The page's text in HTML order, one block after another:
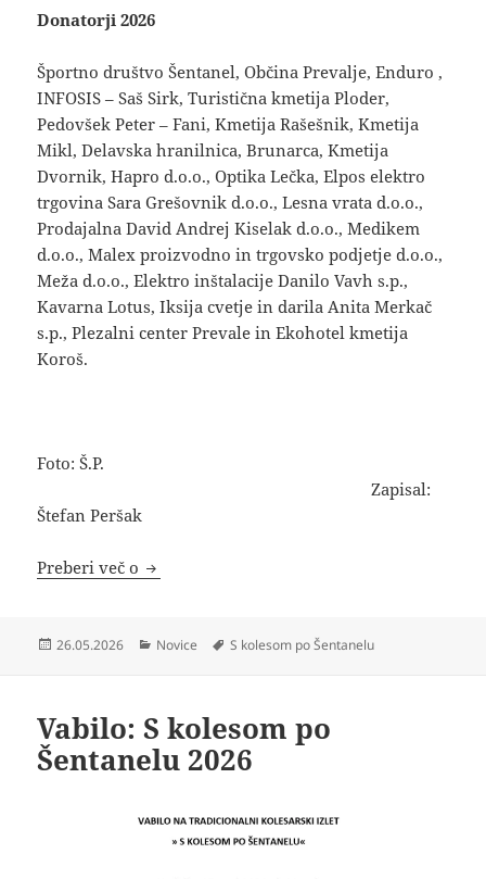
Donatorji 2026
Športno društvo Šentanel, Občina Prevalje, Enduro ,
INFOSIS – Saš Sirk, Turistična kmetija Ploder,
Pedovšek Peter – Fani, Kmetija Rašešnik, Kmetija
Mikl, Delavska hranilnica, Brunarca, Kmetija
Dvornik, Hapro d.o.o., Optika Lečka, Elpos elektro
trgovina Sara Grešovnik d.o.o., Lesna vrata d.o.o.,
Prodajalna David Andrej Kiselak d.o.o., Medikem
d.o.o., Malex proizvodno in trgovsko podjetje d.o.o.,
Meža d.o.o., Elektro inštalacije Danilo Vavh s.p.,
Kavarna Lotus, Iksija cvetje in darila Anita Merkač
s.p., Plezalni center Prevale in Ekohotel kmetija
Koroš.
Foto: Š.P.
Zapisal:
Štefan Peršak
Preberi več o Poročilo: S kolesom po Šentanelu 2026
Objavljeno
26.05.2026 Kategorije
Novice Oznake
S kolesom po Šentanelu
Vabilo: S kolesom po
Šentanelu 2026